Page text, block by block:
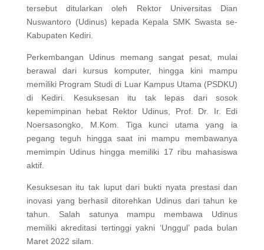
tersebut ditularkan oleh Rektor Universitas Dian
Nuswantoro (Udinus) kepada Kepala SMK Swasta se-
Kabupaten Kediri.
Perkembangan Udinus memang sangat pesat, mulai
berawal dari kursus komputer, hingga kini mampu
memiliki Program Studi di Luar Kampus Utama (PSDKU)
di Kediri. Kesuksesan itu tak lepas dari sosok
kepemimpinan hebat Rektor Udinus, Prof. Dr. Ir. Edi
Noersasongko, M.Kom. Tiga kunci utama yang ia
pegang teguh hingga saat ini mampu membawanya
memimpin Udinus hingga memiliki 17 ribu mahasiswa
aktif.
Kesuksesan itu tak luput dari bukti nyata prestasi dan
inovasi yang berhasil ditorehkan Udinus dari tahun ke
tahun. Salah satunya mampu membawa Udinus
memiliki akreditasi tertinggi yakni ‘Unggul’ pada bulan
Maret 2022 silam.